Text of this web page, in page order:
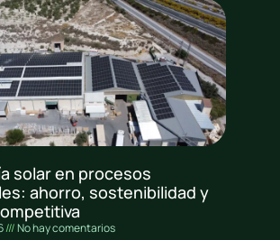
solar en procesos
ahorro, sostenibilidad y
No hay comentarios